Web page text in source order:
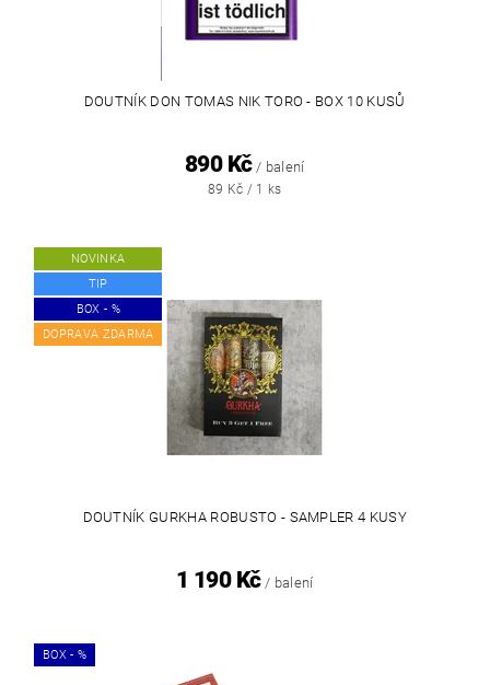
DOUTNÍK DON TOMAS NIK TORO - BOX 10 KUSŮ
890 Kč / balení
89 Kč / 1 ks
NOVINKA
TIP
BOX - %
DOPRAVA ZDARMA
DOUTNÍK GURKHA ROBUSTO - SAMPLER 4 KUSY
1 190 Kč / balení
BOX - %